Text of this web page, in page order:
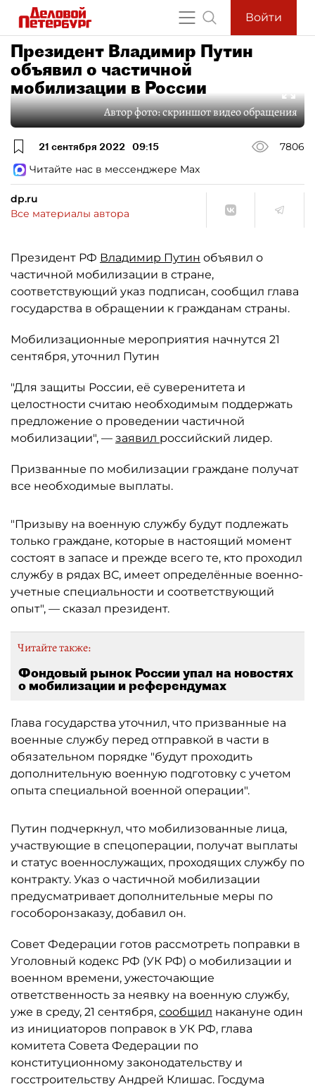
Войти
Президент Владимир Путин
объявил о частичной
мобилизации в России
Автор фото:скриншот видео обращения
21 сентября 2022 09:15
7806
Читайте нас в мессенджере Max
dp.ru
Все материалы автора
Президент РФ Владимир Путин объявил о
частичной мобилизации в стране,
соответствующий указ подписан, сообщил глава
государства в обращении к гражданам страны.
Мобилизационные мероприятия начнутся 21
сентября, уточнил Путин
"Для защиты России, её суверенитета и
целостности считаю необходимым поддержать
предложение о проведении частичной
мобилизации", — заявил российский лидер.
Призванные по мобилизации граждане получат
все необходимые выплаты.
"Призыву на военную службу будут подлежать
только граждане, которые в настоящий момент
состоят в запасе и прежде всего те, кто проходил
службу в рядах ВС, имеет определённые военно-
учетные специальности и соответствующий
опыт", — сказал президент.
Читайте также:
Фондовый рынок России упал на новостях
о мобилизации и референдумах
Глава государства уточнил, что призванные на
военные службу перед отправкой в части в
обязательном порядке "будут проходить
дополнительную военную подготовку с учетом
опыта специальной военной операции".
Путин подчеркнул, что мобилизованные лица,
участвующие в спецоперации, получат выплаты
и статус военнослужащих, проходящих службу по
контракту. Указ о частичной мобилизации
предусматривает дополнительные меры по
гособоронзаказу, добавил он.
Совет Федерации готов рассмотреть поправки в
Уголовный кодекс РФ (УК РФ) о мобилизации и
военном времени, ужесточающие
ответственность за неявку на военную службу,
уже в среду, 21 сентября, сообщил накануне один
из инициаторов поправок в УК РФ, глава
комитета Совета Федерации по
конституционному законодательству и
госстроительству Андрей Клишас. Госдума